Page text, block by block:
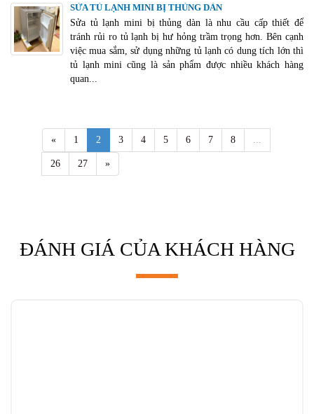
SỬA TỦ LẠNH MINI BỊ THỦNG DÀN
Sửa tủ lạnh mini bị thủng dàn là nhu cầu cấp thiết để
tránh rủi ro tủ lạnh bị hư hỏng trầm trọng hơn. Bên cạnh
việc mua sắm, sử dụng những tủ lạnh có dung tích lớn thì
tủ lạnh mini cũng là sản phẩm được nhiều khách hàng
quan...
« 1 2 3 4 5 6 7 8 ...
26 27 »
ĐÁNH GIÁ CỦA KHÁCH HÀNG